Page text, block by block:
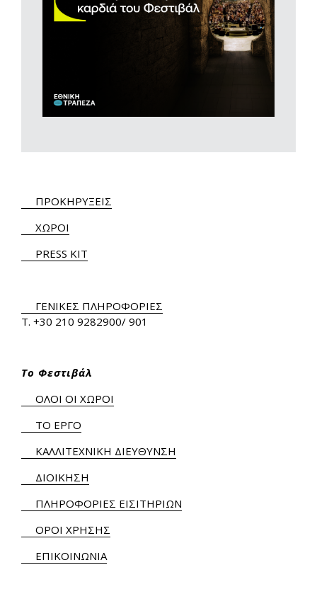
ΠΡΟΚΗΡΥΞΕΙΣ
ΧΩΡΟΙ
PRESS KIT
ΓΕΝΙΚΕΣ ΠΛΗΡΟΦΟΡΙΕΣ
Τ. +30 210 9282900/ 901
Το Φεστιβάλ
ΟΛΟΙ ΟΙ ΧΩΡΟΙ
ΤΟ ΕΡΓΟ
ΚΑΛΛΙΤΕΧΝΙΚΗ ΔΙΕΥΘΥΝΣΗ
ΔΙΟΙΚΗΣΗ
ΠΛΗΡΟΦΟΡΙΕΣ ΕΙΣΙΤΗΡΙΩΝ
ΟΡΟΙ ΧΡΗΣΗΣ
ΕΠΙΚΟΙΝΩΝΙΑ